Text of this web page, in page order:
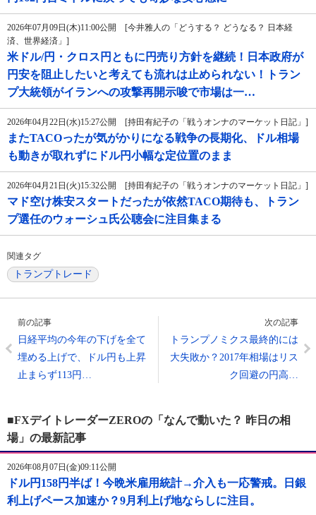
2026年07月09日(木)11:00公開 [今井雅人の「どうする？ どうなる？ 日本経
済、世界経済」]
米ドル/円・クロス円ともに円売り方針を継続！日本政府が
円安を阻止したいと考えても流れは止められない！トラン
プ大統領がイランへの攻撃再開示唆で市場は一…
2026年04月22日(水)15:27公開 [持田有紀子の「戦うオンナのマーケット日記」]
またTACOったが気がかりになる戦争の長期化、ドル相場
も動きが取れずにドル円小幅な定位置のまま
2026年04月21日(火)15:32公開 [持田有紀子の「戦うオンナのマーケット日記」]
マド空け株安スタートだったが依然TACO期待も、トラン
プ選任のウォーシュ氏公聴会に注目集まる
関連タグ
トランプトレード
前の記事
日経平均の今年の下げを全て
埋める上げで、ドル円も上昇
止まらず113円…
次の記事
トランプノミクス最終的には
大失敗か？2017年相場はリス
ク回避の円高…
■FXデイトレーダーZEROの「なんで動いた？ 昨日の相
場」の最新記事
2026年08月07日(金)09:11公開
ドル円158円半ば！今晩米雇用統計→介入も一応警戒。日銀
利上げペース加速か？9月利上げ地ならしに注目。